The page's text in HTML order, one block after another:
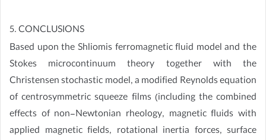
5. CONCLUSIONS
Based upon the Shliomis ferromagnetic fluid model and the
Stokes microcontinuum theory together with the
Christensen stochastic model, a modified Reynolds equation
of centrosymmetric squeeze films (including the combined
effects of non-Newtonian rheology, magnetic fluids with
applied magnetic fields, rotational inertia forces, surface